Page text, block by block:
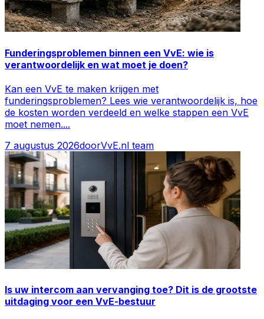
Funderingsproblemen binnen een VvE: wie is
verantwoordelijk en wat moet je doen?
Kan een VvE te maken krijgen met
funderingsproblemen? Lees wie verantwoordelijk is, hoe
de kosten worden verdeeld en welke stappen een VvE
moet nemen....
7 augustus 2026doorVvE.nl team
Is uw intercom aan vervanging toe? Dit is de grootste
uitdaging voor een VvE-bestuur